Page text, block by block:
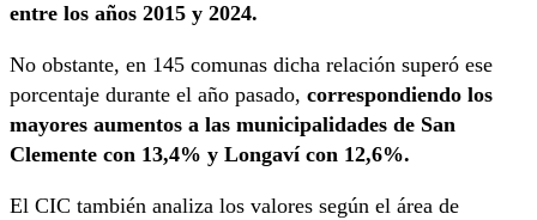
entre los años 2015 y 2024.
No obstante, en 145 comunas dicha relación superó ese
porcentaje durante el año pasado, correspondiendo los
mayores aumentos a las municipalidades de San
Clemente con 13,4% y Longaví con 12,6%.
El CIC también analiza los valores según el área de